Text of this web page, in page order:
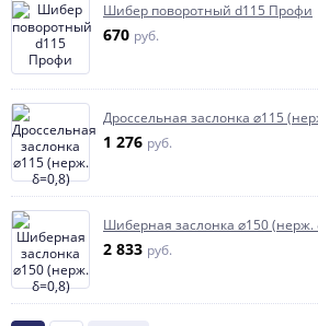
Шибер поворотный d115 Профи
670 руб.
Дроссельная заслонка ⌀115
1 276 руб.
Шиберная заслонка ⌀150 (нерж.
2 833 руб.